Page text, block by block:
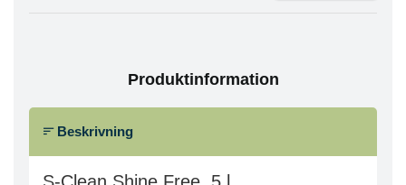
Produktinformation
Beskrivning